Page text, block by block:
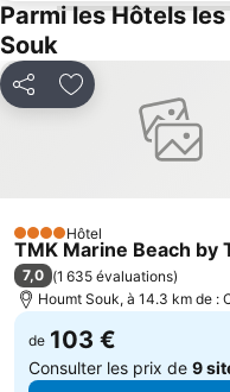
Parmi les Hôtels
Souk
PartagerAjouter à mes
4 ÉtoilesHôtel
TMK Marine Beach by
7,0 (1 635 évaluations)
Houmt Souk, à 14.3 km de :
de 103 €
Consulter les prix de 9